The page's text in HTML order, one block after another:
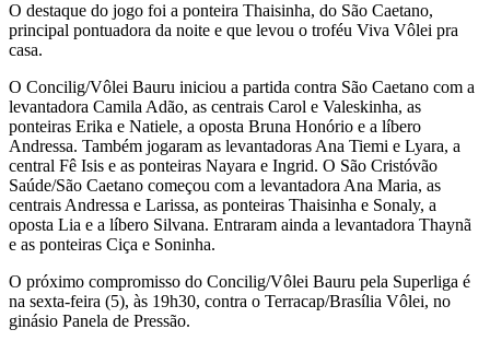
O destaque do jogo foi a ponteira Thaisinha, do São Caetano,
principal pontuadora da noite e que levou o troféu Viva Vôlei pra
casa.
O Concilig/Vôlei Bauru iniciou a partida contra São Caetano com a
levantadora Camila Adão, as centrais Carol e Valeskinha, as
ponteiras Erika e Natiele, a oposta Bruna Honório e a líbero
Andressa. Também jogaram as levantadoras Ana Tiemi e Lyara, a
central Fê Isis e as ponteiras Nayara e Ingrid. O São Cristóvão
Saúde/São Caetano começou com a levantadora Ana Maria, as
centrais Andressa e Larissa, as ponteiras Thaisinha e Sonaly, a
oposta Lia e a líbero Silvana. Entraram ainda a levantadora Thaynã
e as ponteiras Ciça e Soninha.
O próximo compromisso do Concilig/Vôlei Bauru pela Superliga é
na sexta-feira (5), às 19h30, contra o Terracap/Brasília Vôlei, no
ginásio Panela de Pressão.